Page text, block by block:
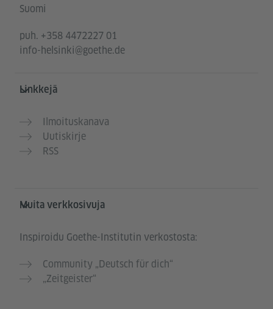
Suomi
puh. +358 4472227 01
info-helsinki@goethe.de
Linkkejä
Ilmoituskanava
Uutiskirje
RSS
Muita verkkosivuja
Inspiroidu Goethe-Institutin verkostosta:
Community „Deutsch für dich“
„Zeitgeister“